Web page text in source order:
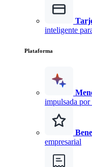
inteligente
Plataforma
impulsada
empresarial